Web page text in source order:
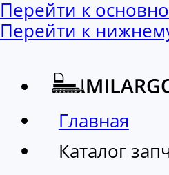
Перейти к
Перейти к
Главная
Каталог